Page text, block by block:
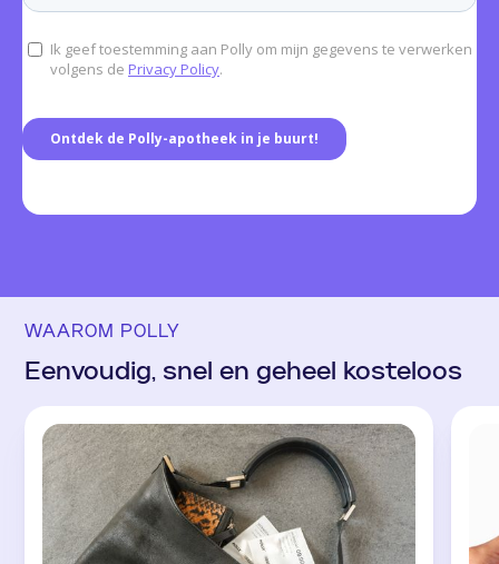
WAAROM POLLY
Eenvoudig, snel en geheel kosteloos